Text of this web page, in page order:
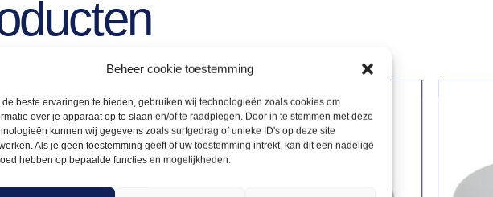
Beheer cookie toestemming
de beste ervaringen te bieden, gebruiken wij technologieën zoals cookies om
over je apparaat op te slaan en/of te raadplegen. Door in te stemmen met deze
kunnen wij gegevens zoals surfgedrag of unieke ID's op deze site
Als je geen toestemming geeft of uw toestemming intrekt, kan dit een nadelige
hebben op bepaalde functies en mogelijkheden.